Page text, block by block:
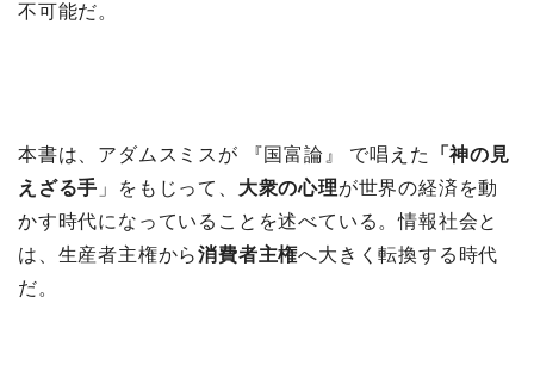
不可能だ。
本書は、アダムスミスが 『国富論』 で唱えた
「神の見
えざる手 」をもじって、 大衆の心理が世界の経済を動
かす時代になっていることを述べている。情報社会と
は、生産者主権から消費者主権へ大きく転換する時代
だ。